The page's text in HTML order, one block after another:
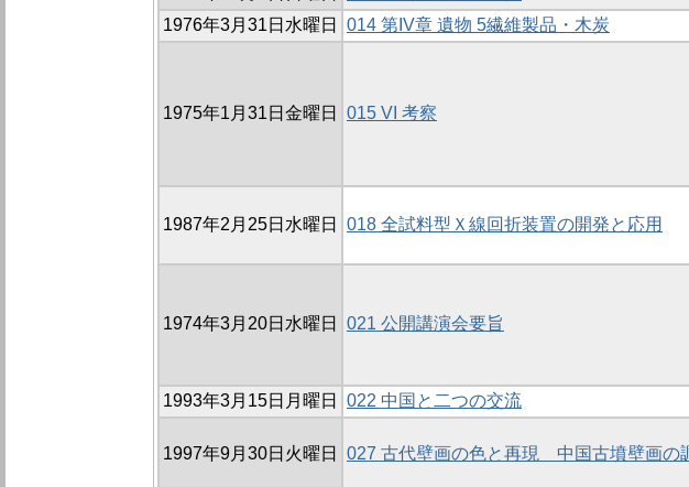
1976年3月31日水曜日
014 第IV章 遺物 5繊維製品・木炭
1975年1月31日金曜日 015 VI 考察
1987年2月25日水曜日 018 全試料型Ｘ線回折装置の開発と応用
1974年3月20日水曜日 021 公開講演会要旨
1993年3月15日月曜日
022 中国と二つの交流
1997年9月30日火曜日 027 古代壁画の色と再現 中国古墳壁画の